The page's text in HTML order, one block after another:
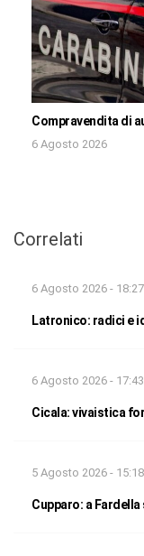
Compravendita di
6 Agosto 2026
Correlati
6 Agosto 2026 - 18:27
Latronico: radici e
6 Agosto 2026 - 17:43
Cicala: vivaistica
5 Agosto 2026 - 15:18
Cupparo: a